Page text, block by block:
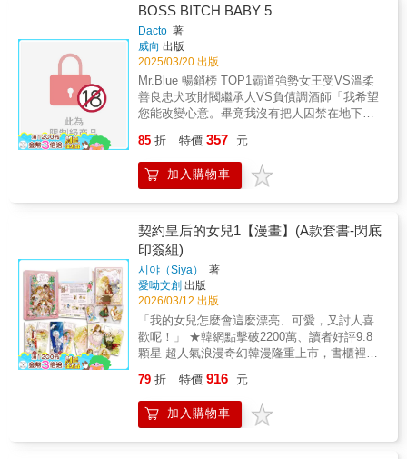
14cm×6cm） 「我從未把姊姊當作家人看
待。」一場車禍，讓她穿越進自己寫的小說，
成為欺負男主角「尤司塔夫」的繼姊「蘭」。
身為砲灰反派，結局自然是被男主角殺掉！為
了活命，也為了讓心愛的男主角幸福，蘭努力
改變劇情，悲劇卻依舊降臨，公爵家一夕之間
只剩下姊弟兩人。蘭只能改變策略，暫代家主
之位，替男主角擋下豺狼虎豹般的親戚。然
而，這個「弟弟」比想像中更難攻略⋯⋯©
STUDIOTaiwan edition published by
arrangement with DAON STUDIO through
RIVERSE Inc.Taiwan translation ©
KADOKAWA TAIWAN CORPORATION
BOSS BITCH BABY 5
Dacto 著
威向 出版
2025/03/20 出版
Mr.Blue 暢銷榜 TOP1霸道強勢女王受VS溫柔
善良忠犬攻財閥繼承人VS負債調酒師「我希望
您能改變心意。畢竟我沒有把人囚禁在地下
就沒打算給我拒絕的選項啊。」「您要這麼
說，也對。」台版獨家番外（印在書內）作者
印簽（印在書內）首刷特典貼紙、透卡
85 折 特價 357 元
加入購物車
契約皇后的女兒1【漫畫】(A款套書-閃底
印簽組)
시야（Siya）
著
愛呦文創 出版
2026/03/12 出版
「我的女兒怎麼會這麼漂亮、可愛，又討人喜
歡呢！」 ★韓網點擊破2200萬、讀者好評9.8
顆星 超人氣浪漫奇幻韓漫隆重上市，書櫃裡不
負責拿可愛劇本？ 最會撫慰人心的少女，帶來
一場盛大又療癒的奇幻之旅 華麗插畫風格，每
一幀畫面都帶來極致視覺饗宴 ★同步推出兩大
79 折 特價 916 元
加入購物車